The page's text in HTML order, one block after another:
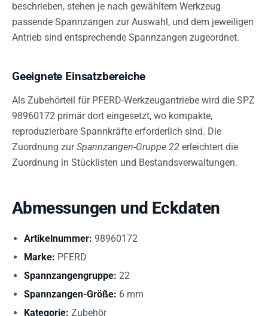
beschrieben, stehen je nach gewähltem Werkzeug
passende Spannzangen zur Auswahl, und dem jeweiligen
Antrieb sind entsprechende Spannzangen zugeordnet.
Geeignete Einsatzbereiche
Als Zubehörteil für PFERD-Werkzeugantriebe wird die SPZ
98960172 primär dort eingesetzt, wo kompakte,
reproduzierbare Spannkräfte erforderlich sind. Die
Zuordnung zurSpannzangen-Gruppe 22 erleichtert die
Zuordnung in Stücklisten und Bestandsverwaltungen.
Abmessungen und Eckdaten
Artikelnummer: 98960172
Marke: PFERD
Spannzangengruppe: 22
Spannzangen-Größe: 6 mm
Kategorie: Zubehör